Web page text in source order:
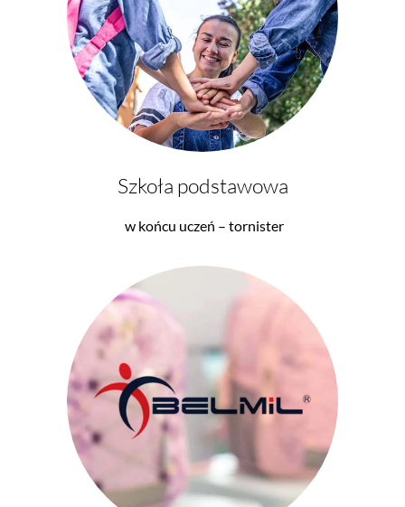
Szkoła podstawowa
w końcu uczeń – tornister